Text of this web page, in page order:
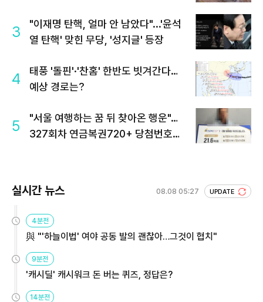
3
"이재명 탄핵, 얼마 안 남았다"...'윤석
열 탄핵' 맞힌 무당, '성지글' 등장
4
태풍 '돌핀'·'찬홈' 한반도 빗겨간다…
예상 경로는?
5
"서울 여행하는 꿈 뒤 찾아온 행운"…
327회차 연금복권720+ 당첨번호조
실시간 뉴스 08.08 05:27 UPDATE
4분전
與 "'하늘이법' 여야 공동 발의 괜찮아…그것이 협치"
9분전
'캐시딜' 캐시워크 돈 버는 퀴즈, 정답은?
14분전